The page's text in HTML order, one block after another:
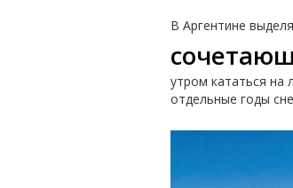
В Аргентине
утром кататься на
отдельные годы